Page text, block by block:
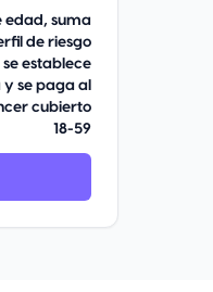
edad, suma
de riesgo
establece
se paga al
cubierto
18-59